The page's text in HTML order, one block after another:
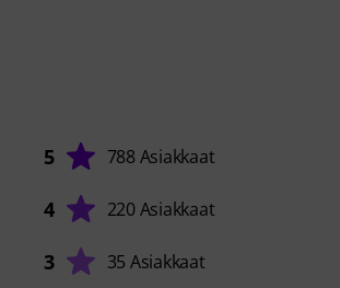
5 788 Asiakkaat
4 220 Asiakkaat
3 35 Asiakkaat